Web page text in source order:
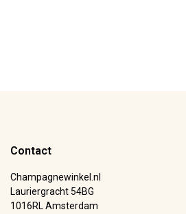
Contact
Champagnewinkel.nl
Lauriergracht 54BG
1016RL Amsterdam